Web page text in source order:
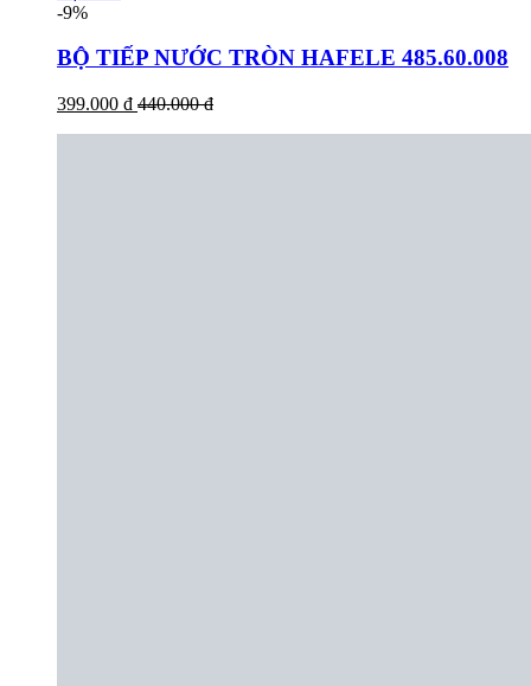
-9%
BỘ TIẾP NƯỚC TRÒN HAFELE 485.60.008
399.000 đ 440.000 đ